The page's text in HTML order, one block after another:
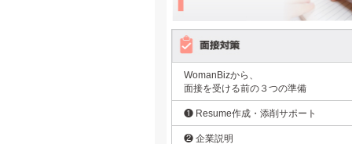
WomanBizから、
面接を受ける前の３つの準備
❶ Resume作成・添削サポート
❷ 企業説明